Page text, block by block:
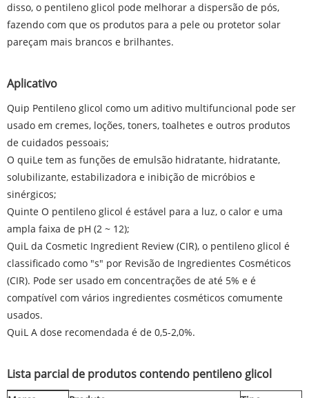
disso, o pentileno glicol pode melhorar a dispersão de pós,
fazendo com que os produtos para a pele ou protetor solar
pareçam mais brancos e brilhantes.
Aplicativo
Quip Pentileno glicol como um aditivo multifuncional pode ser
usado em cremes, loções, toners, toalhetes e outros produtos
de cuidados pessoais;
O quiLe tem as funções de emulsão hidratante, hidratante,
solubilizante, estabilizadora e inibição de micróbios e
sinérgicos;
Quinte O pentileno glicol é estável para a luz, o calor e uma
ampla faixa de pH (2 ~ 12);
QuiL da Cosmetic Ingredient Review (CIR), o pentileno glicol é
classificado como "s" por Revisão de Ingredientes Cosméticos
(CIR). Pode ser usado em concentrações de até 5% e é
compatível com vários ingredientes cosméticos comumente
usados.
QuiL A dose recomendada é de 0,5-2,0%.
Lista parcial de produtos contendo pentileno glicol